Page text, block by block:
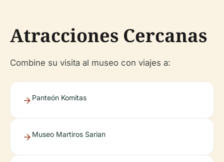
Atracciones Cercanas
Combine su visita al museo con viajes a:
Panteón Komitas
Museo Martiros Sarian